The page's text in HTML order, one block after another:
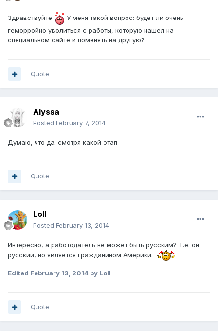
Здравствуйте
У меня такой вопрос: будет ли очень
геморройно уволиться с работы, которую нашел на
специальном сайте и поменять на другую?
Quote
Alyssa
Posted February 7, 2014
Думаю, что да. смотря какой этап
Quote
Loll
Posted February 13, 2014
Интересно, а работодатель не может быть русским? Т.е. он
русский, но является гражданином Америки.
Edited February 13, 2014 by Loll
Quote